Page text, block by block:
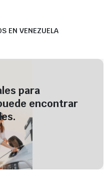
EN VENEZUELA
para
encontrar